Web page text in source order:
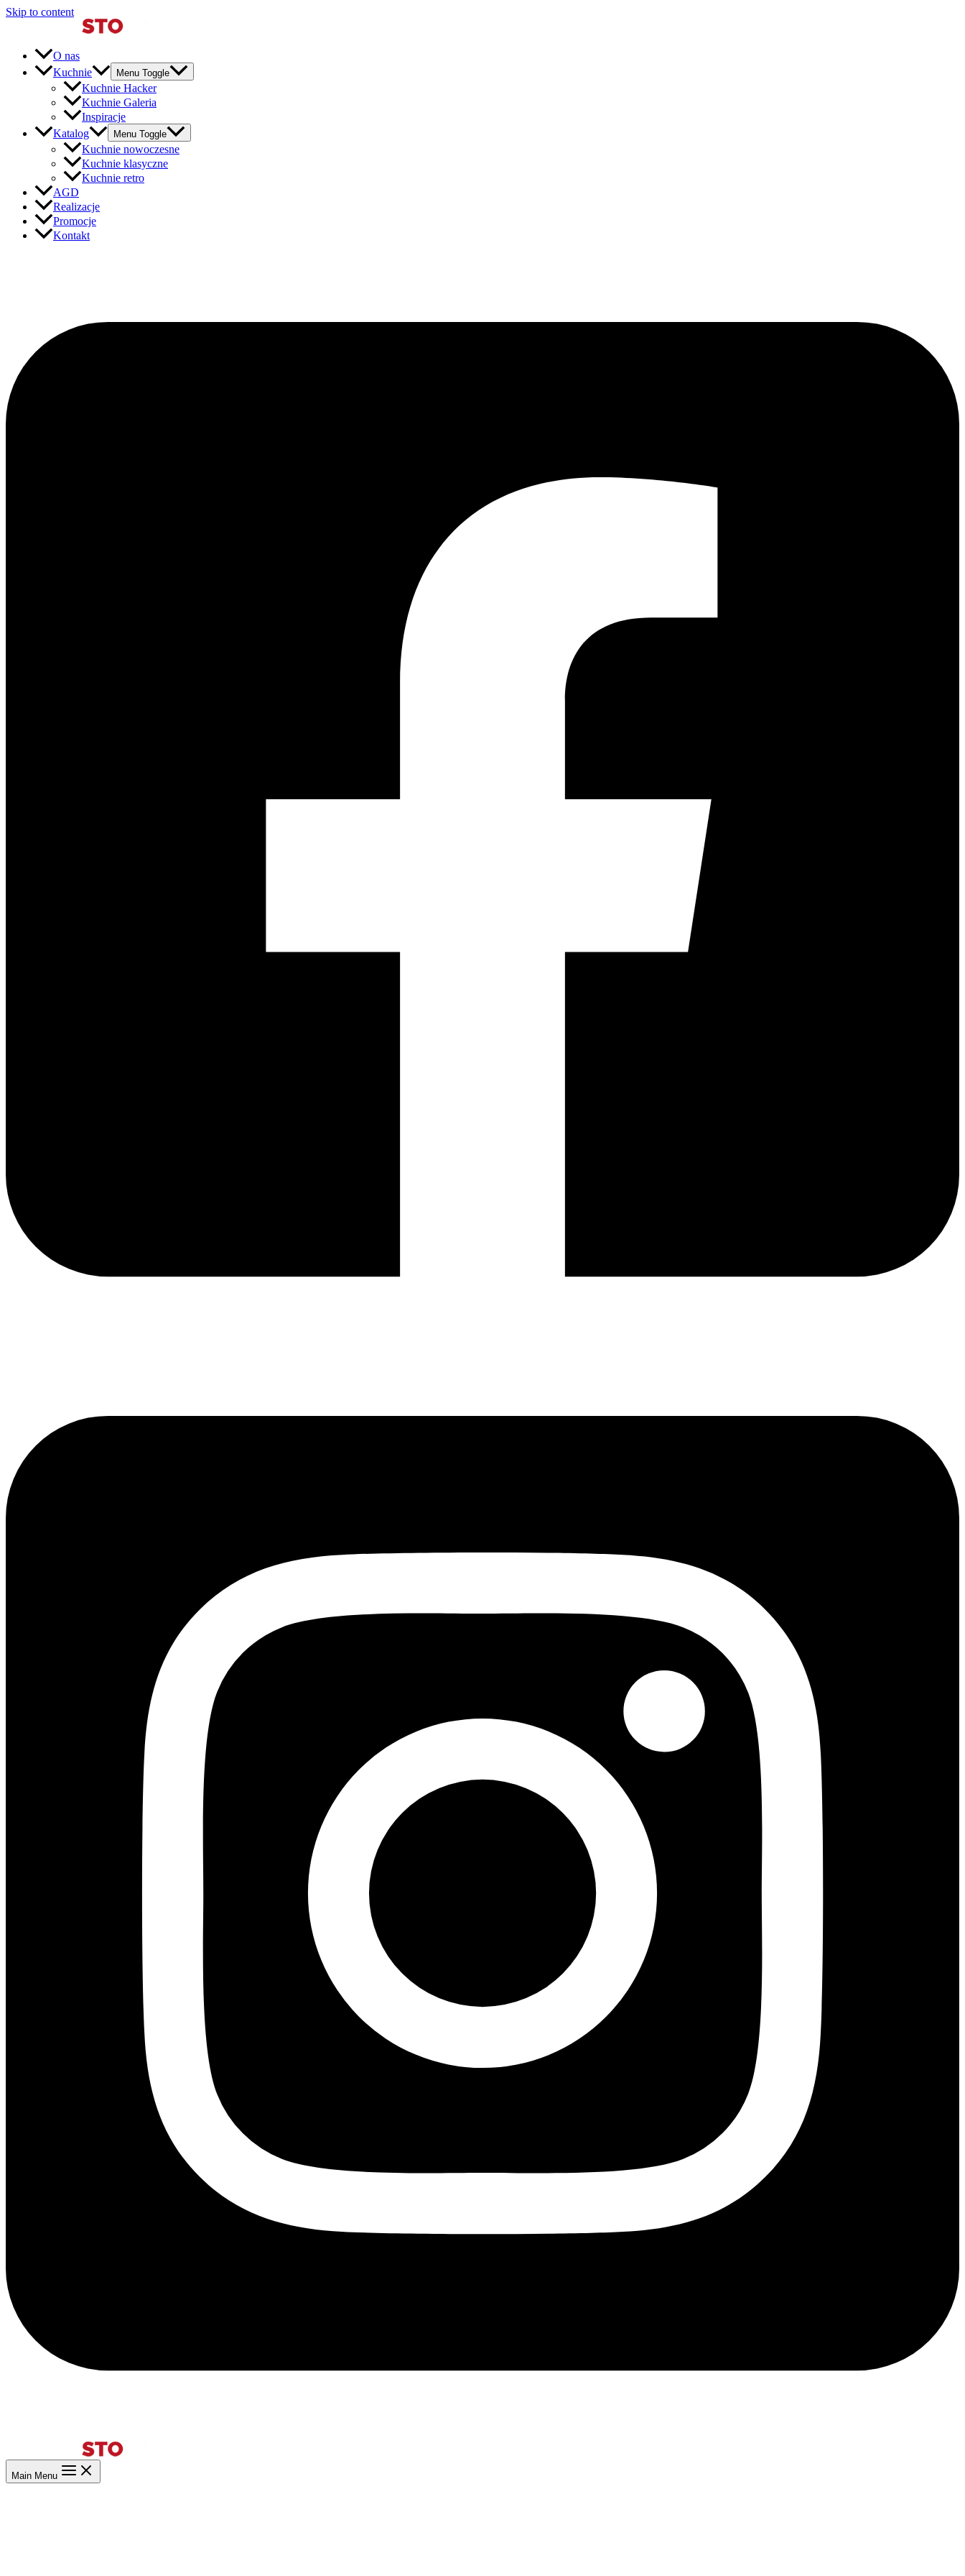
Skip to content
O nas
Kuchnie
Menu Toggle
Kuchnie Hacker
Kuchnie Galeria
Inspiracje
Katalog
Menu Toggle
Kuchnie nowoczesne
Kuchnie klasyczne
Kuchnie retro
AGD
Realizacje
Promocje
Kontakt
Main Menu